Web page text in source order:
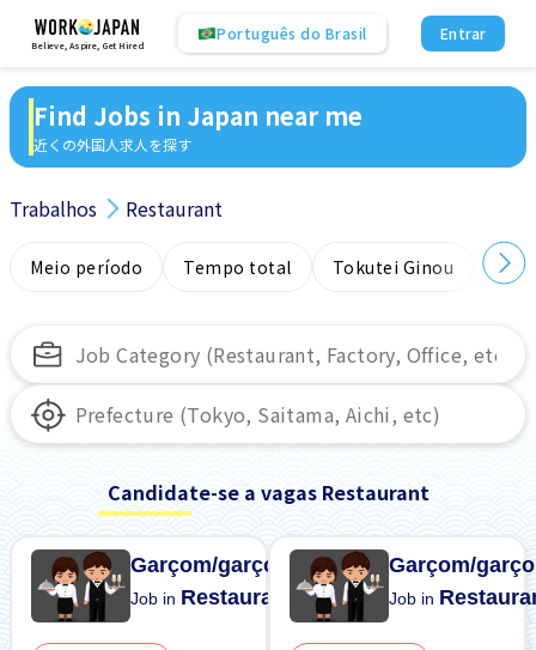
Believe, Aspire, Get Hired
Português do Brasil Entrar
Find Jobs in Japan near me
近くの外国人求人を探す
Trabalhos Restaurant
Meio período Tempo total Tokutei Ginou
Candidate-se a vagas Restaurant
Garçom/garçonete
Job in Restaurante
Garçom/
Job in